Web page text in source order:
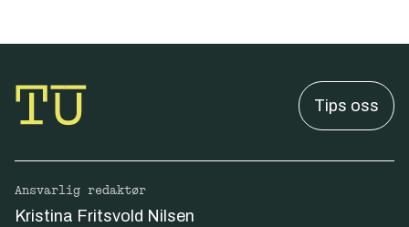
Tips oss
Ansvarlig redaktør
Kristina Fritsvold Nilsen